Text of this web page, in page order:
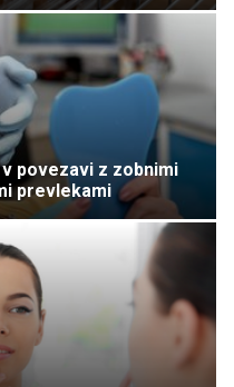
povezavi z zobnimi
prevlekami